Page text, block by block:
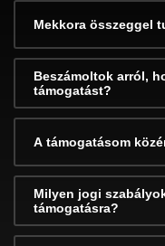
Mekkora összeggel
Beszámoltok arról,
támogatást?
A támogatásom
Milyen jogi
támogatásra?